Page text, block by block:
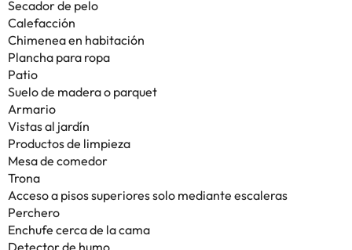
Secador de pelo
Calefacción
Chimenea en habitación
Plancha para ropa
Patio
Suelo de madera o parquet
Armario
Vistas al jardín
Productos de limpieza
Mesa de comedor
Trona
Acceso a pisos superiores solo mediante escaleras
Perchero
Enchufe cerca de la cama
Detector de humo